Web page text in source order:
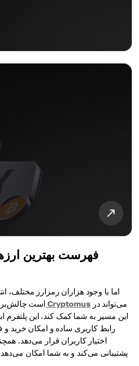
فهرست بهترین
اما با وجود هزاران رمزارز مختلف،
است درگاه پرداخت Cryptomusمی‌تواند در
این مسیر به شما کمک کند. این پلتفرم
رابط کاربری ساده و امکان خرید
اختیار کاربران قرار می‌دهد.
پشتیبانی می‌کند و به شما امکان